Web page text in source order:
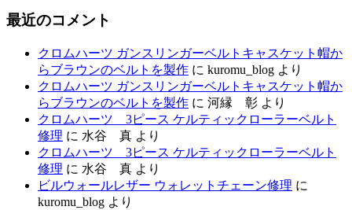
最近のコメント
クロムハーツ ガンスリンガーベルトキャスケット帽か
らブラウンのベルトを製作 に kuromu_blog より
クロムハーツ ガンスリンガーベルトキャスケット帽か
らブラウンのベルトを製作 に 河縁 彰 より
クロムハーツ 3ピース ケルティックローラーベルト
修理 に 水谷 真 より
クロムハーツ 3ピース ケルティックローラーベルト
修理 に 水谷 真 より
ビルウォールレザー ウォレットチェーン修理 に
kuromu_blog より